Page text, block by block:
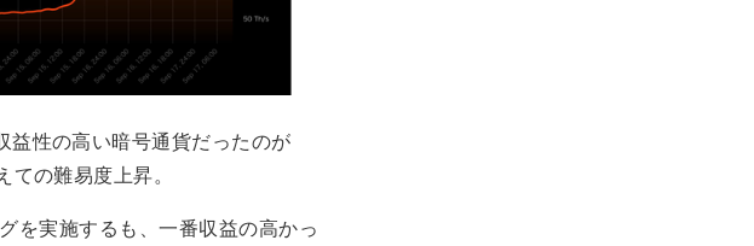
益性の高い暗号通貨だったのが
の難易度上昇。
を実施するも、一番収益の高かっ